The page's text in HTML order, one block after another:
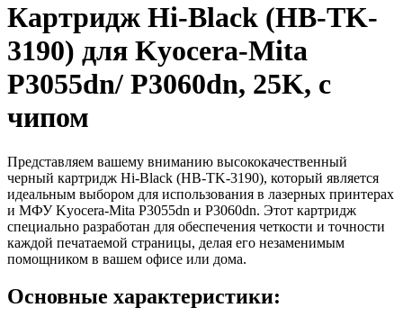
Картридж Hi-Black (HB-TK-
3190) для Kyocera-Mita
P3055dn/ P3060dn, 25K, с
чипом
Представляем вашему вниманию высококачественный
черный картридж Hi-Black (HB-TK-3190), который является
идеальным выбором для использования в лазерных принтерах
и МФУ Kyocera-Mita P3055dn и P3060dn. Этот картридж
специально разработан для обеспечения четкости и точности
каждой печатаемой страницы, делая его незаменимым
помощником в вашем офисе или дома.
Основные характеристики: